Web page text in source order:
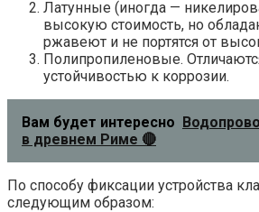
Латунные (иногда —
высокую стоимость, но
ржавеют и не портятся от
Полипропиленовые.
устойчивостью к коррозии.
Вам будет интересно
в древнем Риме 🔴
По способу фиксации устройства
следующим образом: